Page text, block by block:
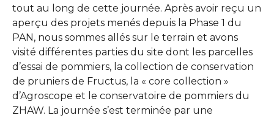
tout au long de cette journée. Après avoir reçu un
aperçu des projets menés depuis la Phase 1 du
PAN, nous sommes allés sur le terrain et avons
visité différentes parties du site dont les parcelles
d’essai de pommiers, la collection de conservation
de pruniers de Fructus, la « core collection »
d’Agroscope et le conservatoire de pommiers du
ZHAW. La journée s’est terminée par une